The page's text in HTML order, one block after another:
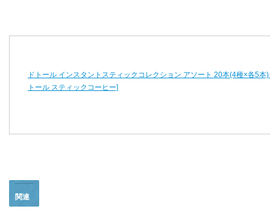
ドトール インスタントスティックコレクション アソート 20本(4種×各5本
トール スティックコーヒー]
関連